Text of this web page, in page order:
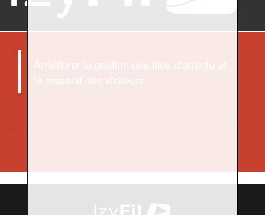
Améliorer la gestion des files d'attente et
le ressenti des visiteurs